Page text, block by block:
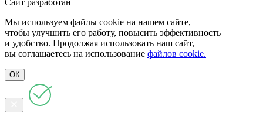
Мы используем файлы cookie на нашем сайте,
чтобы улучшить его работу, повысить эффективность
и удобство. Продолжая использовать наш сайт,
вы соглашаетесь на использование файлов cookie.
ОК